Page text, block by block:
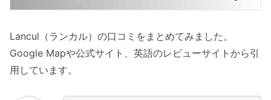
Lancul（ランカル）の口コミをまとめてみました。
Google Mapや公式サイト、英語のレビューサイトから引
用しています。